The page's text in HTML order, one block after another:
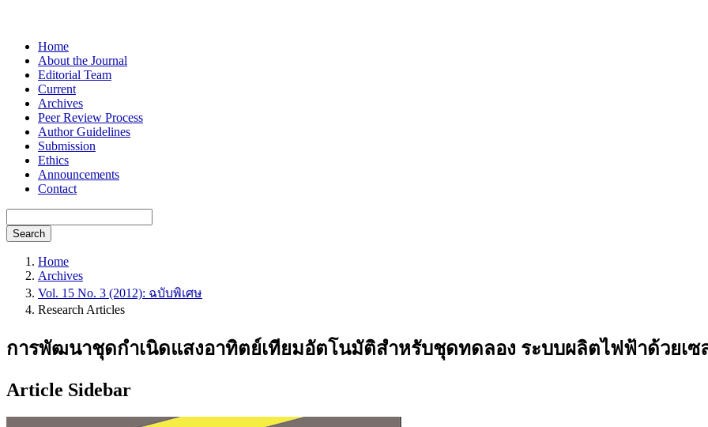
Home
About the Journal
Editorial Team
Current
Archives
Peer Review Process
Author Guidelines
Submission
Ethics
Announcements
Contact
Search
Home
Archives
Vol. 15 No. 3 (2012): ฉบับพิเศษ
Research Articles
การพัฒนาชุดกำเนิดแสงอาทิตย์เทียมอัตโนมัติสำหรับชุดทดลอง ระบบผลิตไฟฟ้าด้วยเซ
Article Sidebar